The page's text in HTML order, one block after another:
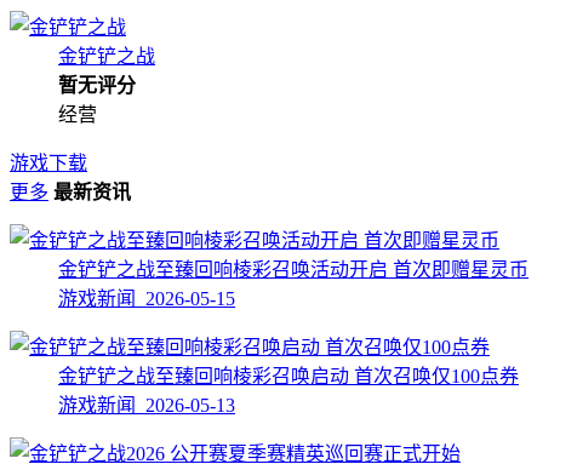
金铲铲之战
暂无评分
经营
游戏下载
更多 最新资讯
金铲铲之战至臻回响棱彩召唤活动开启 首次即赠星灵币
游戏新闻 2026-05-15
金铲铲之战至臻回响棱彩召唤启动 首次召唤仅100点券
游戏新闻 2026-05-13